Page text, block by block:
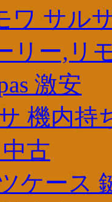
ワ サル
リー,リ
激安
機内持
古
ケース